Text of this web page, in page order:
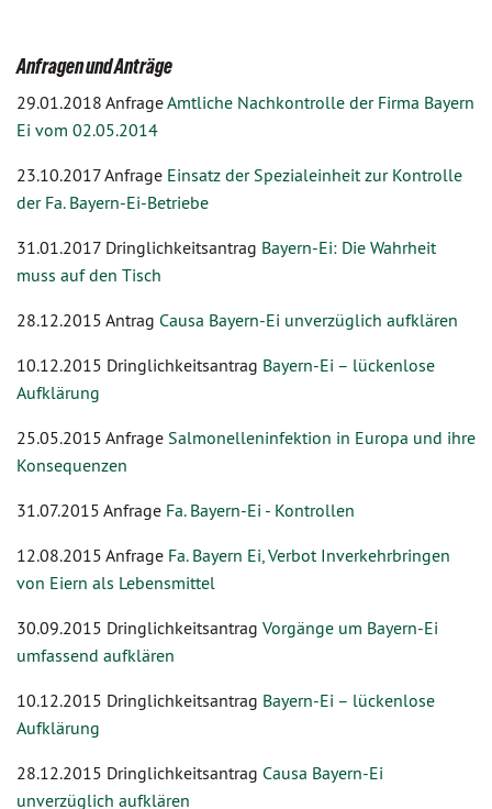
Anfragen und Anträge
29.01.2018 AnfrageAmtliche Nachkontrolle der Firma Bayern
Ei vom 02.05.2014
23.10.2017 Anfrage Einsatz der Spezialeinheit zur Kontrolle
der Fa. Bayern-Ei-Betriebe
31.01.2017 Dringlichkeitsantrag Bayern-Ei: Die Wahrheit
muss auf den Tisch
28.12.2015 Antrag Causa Bayern-Ei unverzüglich aufklären
10.12.2015 Dringlichkeitsantrag Bayern-Ei – lückenlose
Aufklärung
25.05.2015 Anfrage Salmonelleninfektion in Europa und ihre
Konsequenzen
31.07.2015 Anfrage Fa. Bayern-Ei - Kontrollen
12.08.2015 Anfrage Fa. Bayern Ei, Verbot Inverkehrbringen
von Eiern als Lebensmittel
30.09.2015 Dringlichkeitsantrag Vorgänge um Bayern-Ei
umfassend aufklären
10.12.2015 Dringlichkeitsantrag Bayern-Ei – lückenlose
Aufklärung
28.12.2015 Dringlichkeitsantrag Causa Bayern-Ei
unverzüglich aufklären